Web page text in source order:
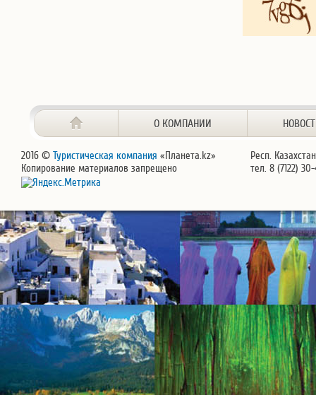
О КОМПАНИИ
2016 © Туристическая компания «Планета.kz»
Копирование материалов запрещено
Респ.
тел. 8 (7122)